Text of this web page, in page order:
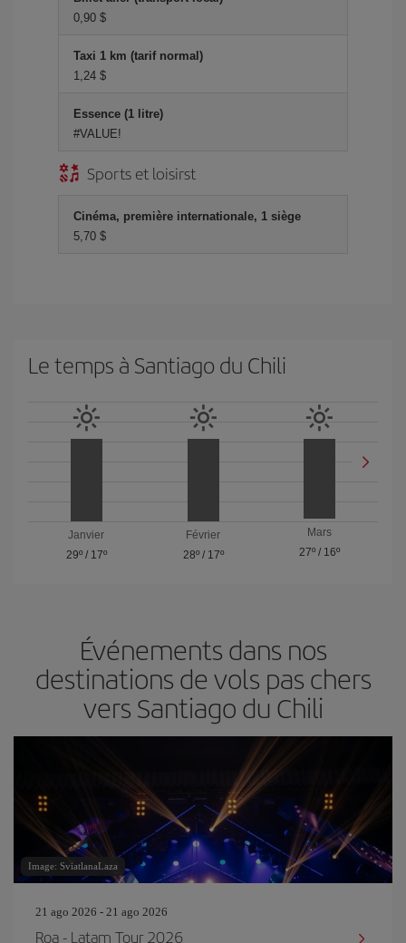
0,90 $
Taxi 1 km (tarif normal)
1,24 $
Essence (1 litre)
#VALUE!
Sports et loisirst
Cinéma, première internationale, 1 siège
5,70 $
Le temps à Santiago du Chili
Janvier
29º/ 17º
Février
28º/ 17º
Mars
27º / 16º
Événements dans nos
destinations de vols pas chers
vers Santiago du Chili
Image: SviatlanaLaza
21 ago 2026 - 21 ago 2026
Roa - Latam Tour 2026